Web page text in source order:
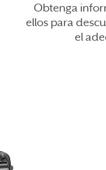
Obtenga
ellos para
el